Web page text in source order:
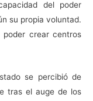
del poder
su propia voluntad.
poder crear centros
se percibió de
tras el auge de los